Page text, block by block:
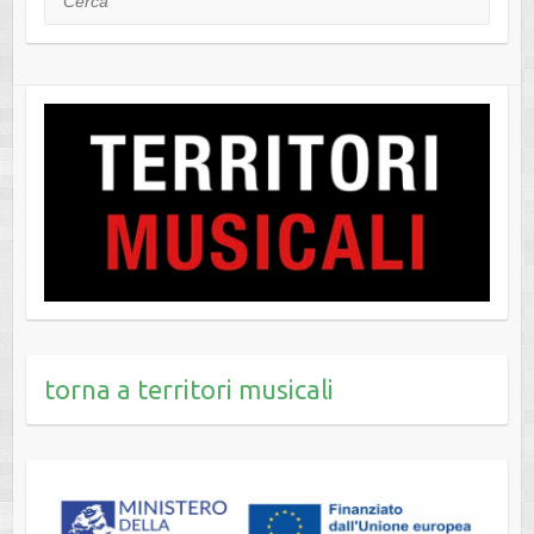
torna a territori musicali